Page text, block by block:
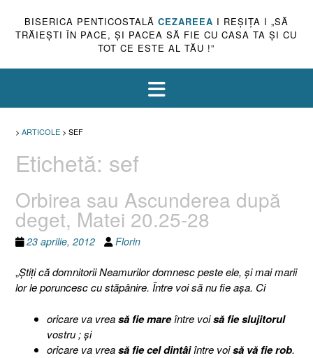
BISERICA PENTICOSTALĂ CEZAREEA I REŞIŢA I „SĂ
TRĂIEŞTI ÎN PACE, ŞI PACEA SĂ FIE CU CASA TA ŞI CU
TOT CE ESTE AL TĂU !”
> ARTICOLE > SEF
Etichetă: sef
Orbirea sau Ascunderea după
deget, Matei 20.25-28
23 aprilie, 2012 Florin
„Ştiţi că domnitorii Neamurilor domnesc peste ele, şi mai marii
lor le poruncesc cu stăpânire. Între voi să nu fie aşa. Ci
oricare va vreasă fie mareîntre voisă fie slujitorul
vostru ;şi
oricare va vreasă fie cel dintâiîntre voisă vă fie rob.